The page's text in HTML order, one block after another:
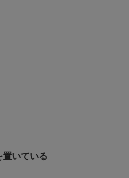
置いている